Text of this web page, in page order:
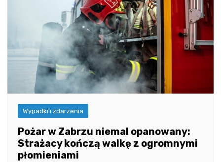
Wypadki i zdarzenia
Pożar w Zabrzu niemal opanowany:
Strażacy kończą walkę z ogromnymi
płomieniami